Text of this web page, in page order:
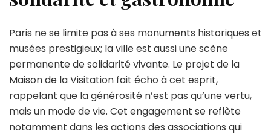
Paris ne se limite pas à ses monuments historiques et
musées prestigieux; la ville est aussi une scène
permanente de solidarité vivante. Le projet de la
Maison de la Visitation fait écho à cet esprit,
rappelant que la générosité n’est pas qu’une vertu,
mais un mode de vie. Cet engagement se reflète
notamment dans les actions des associations qui